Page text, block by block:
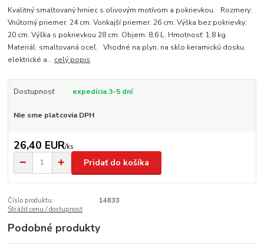
Kvalitný smaltovaný hrniec s olivovým motívom a pokrievkou. Rozmery:
Vnútorný priemer: 24 cm. Vonkajší priemer: 26 cm. Výška bez pokrievky:
20 cm. Výška s pokrievkou 28 cm. Objem: 8,6 L. Hmotnosť: 1,8 kg.
Materiál: smaltovaná oceľ. Vhodné na plyn, na sklo keramickú dosku,
elektrické a... celý popis
Dostupnosť expedícia 3-5 dní
Nie sme platcovia DPH
26,40 EUR/ks
Pridať do košíka
Číslo produktu:
14833
Strážiť cenu / dostupnosť
Podobné produkty